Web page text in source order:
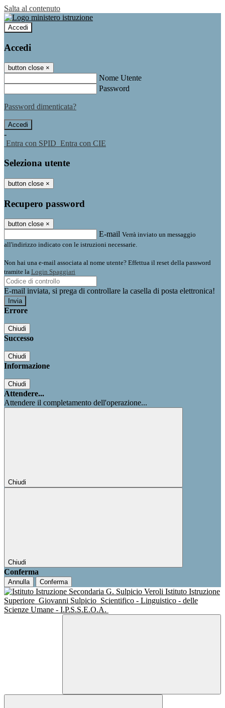
Salta al contenuto
Accedi
Accedi
button close ×
Nome Utente
Password
Password dimenticata?
-
Entra con SPID Entra con CIE
Seleziona utente
button close ×
Recupero password
button close ×
E-mail Verrà inviato un messaggio
all'indirizzo indicato con le istruzioni necessarie.
Non hai una e-mail associata al nome utente? Effettua il reset della password
tramite la Login Spaggiari
E-mail inviata, si prega di controllare la casella di posta elettronica!
Errore
Chiudi
Successo
Chiudi
Informazione
Chiudi
Attendere...
Attendere il completamento dell'operazione...
Chiudi
Chiudi
Conferma
Annulla Conferma
Istituto Istruzione
Superiore Giovanni Sulpicio Scientifico - Linguistico - delle
Scienze Umane - I.P.S.S.E.O.A.